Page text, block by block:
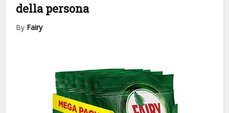
della persona
By Fairy